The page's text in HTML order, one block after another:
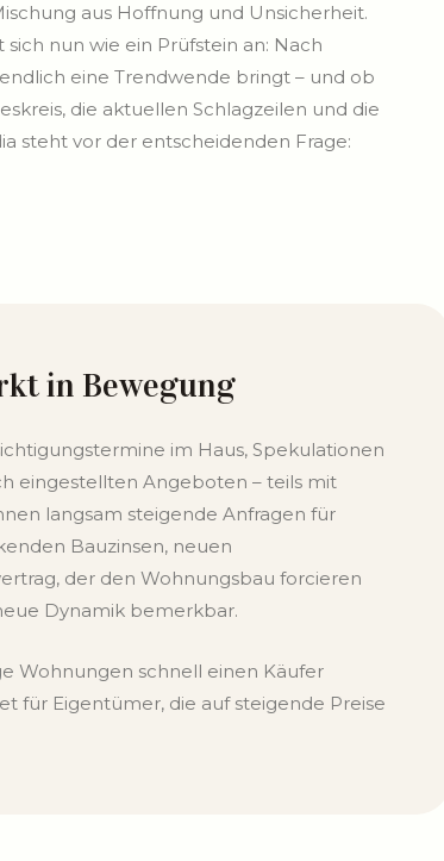
aus Hoffnung und Unsicherheit.
nun wie ein Prüfstein an: Nach
eine Trendwende bringt – und ob
die aktuellen Schlagzeilen und die
steht vor der entscheidenden Frage:
in Bewegung
im Haus, Spekulationen
eingestellten Angeboten – teils mit
langsam steigende Anfragen für
Bauzinsen, neuen
der den Wohnungsbau forcieren
Dynamik bemerkbar.
Wohnungen schnell einen Käufer
für Eigentümer, die auf steigende Preise